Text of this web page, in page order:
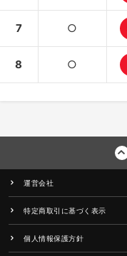
7 ○
8 ○
運営会社
特定商取引に基づく表示
個人情報保護方針